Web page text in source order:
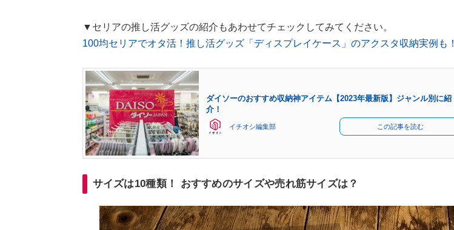
▼セリアの推し活グッズの紹介もあわせてチェックしてみてください。
100均セリアでオタ活！推し活グッズ「ディスプレイケース」のアクスタ収納実例も！
ダイソーのおすすめ収納神アイテム【2023年最新版】ジャンル別に紹
介！
イチオシ編集部 この記事を読む
サイズは10種類！ おすすめのサイズや売れ筋サイズは？